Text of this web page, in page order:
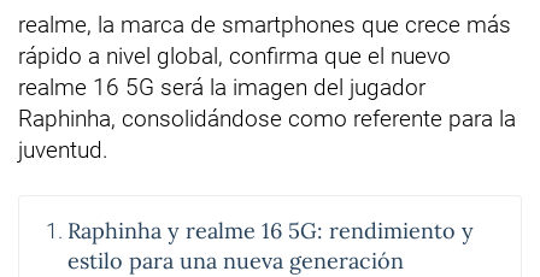
realme, la marca de smartphones que crece más
rápido a nivel global, confirma que el nuevo
realme 16 5G será la imagen del jugador
Raphinha, consolidándose como referente para la
juventud.
Raphinha y realme 16 5G: rendimiento y
estilo para una nueva generación